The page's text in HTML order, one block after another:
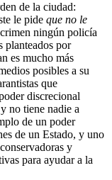
de la ciudad:
le pide que no le
ningún policía
planteados por
es mucho más
posibles a su
que
discrecional
no tiene nadie a
de un poder
de un Estado, y uno
y
para ayudar a la